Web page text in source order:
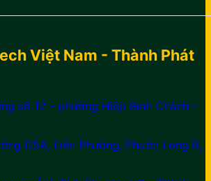
Việt Nam - Thành Phát
số 12 - phường Hiệp Bình Chánh -
D5A, Liên Phường, Phước Long B,